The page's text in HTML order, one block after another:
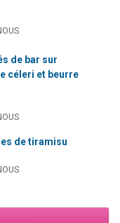
de bar sur
céleri et beurre
de tiramisu